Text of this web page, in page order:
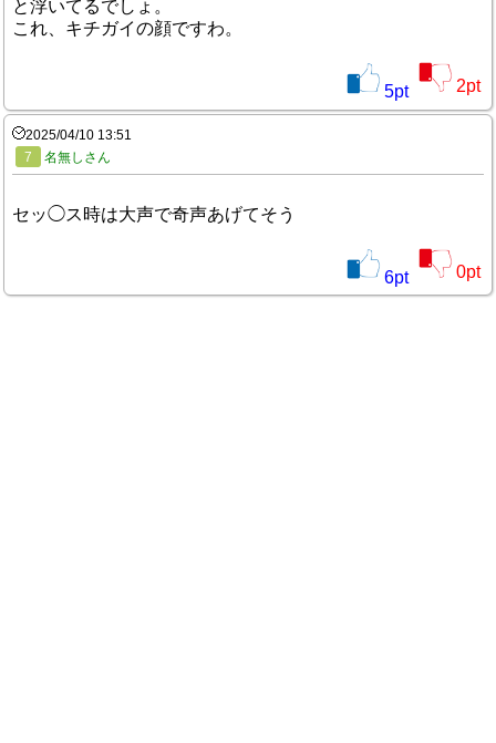
と浮いてるでしょ。
これ、キチガイの顔ですわ。
5pt 2pt
2025/04/10 13:51
7
名無しさん
セッ◯ス時は大声で奇声あげてそう
6pt 0pt